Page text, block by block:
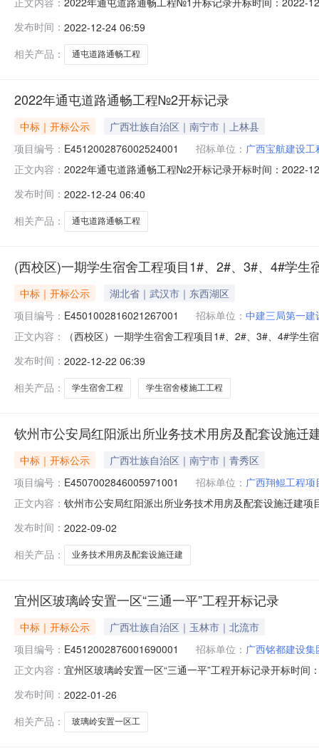
设有限公司;项目负责人:;报价:0.00元/%;工期:日历天;质
发布时间： 2022-12-24 06:59
相关产品：
通屯道路通畅工程
2022年通屯道路通畅工程№2开标记录
中标｜开标公示
广西壮族自治区｜南宁市｜上林县
项目编号： E4512002876002524001 招标单位： 广西宝航建设
正文内容： 2022年通屯道路通畅工程№2开标记录开标时间：2022-
有限公司;项目负责人:;报价:0.00元/%;工期:日历天;质量
发布时间： 2022-12-24 06:40
相关产品：
通屯道路通畅工程
(西校区)一期学生宿舍工程项目1#、2#、3#、4#学生
中标｜开标公示
湖北省｜武汉市｜东西湖区
项目编号： E4501002816021267001 招标单位： 中建三局第一
正文内容：
（西校区）一期学生宿舍工程项目1#、2#、3#、4#学
求:;保证金金额:0.00元,投标文件递交时间
发布时间： 2022-12-22 06:39
相关产品：
学生宿舍工程 学生宿舍楼施工工程
钦州市公安局红阳派出所业务技术用房及配套设施迁
中标｜开标公示
广西壮族自治区｜南宁市｜青秀区
项目编号： E4507002846005971001 招标单位： 广西翔鲲工程
正文内容： 钦州市公安局红阳派出所业务技术用房及配套设施迁建
传,投标人名称:中建交通建设集团有限公司;项目负责人:;
发布时间： 2022-09-02
相关产品：
业务技术用房及配套设施迁建
宜州区玻璃岭安置一区“三通一平”工程开标记录
中标｜开标公示
广西壮族自治区｜玉林市｜北流市
项目编号： E4512002876001690001 招标单位： 广西铭都建设
正文内容： 宜州区玻璃岭安置一区“三通一平”工程开标记录开标时
间:TueJan2516:41:30CST2022,投标人名称:广西融达建
发布时间： 2022-01-26
相关产品：
玻璃岭安置一区工